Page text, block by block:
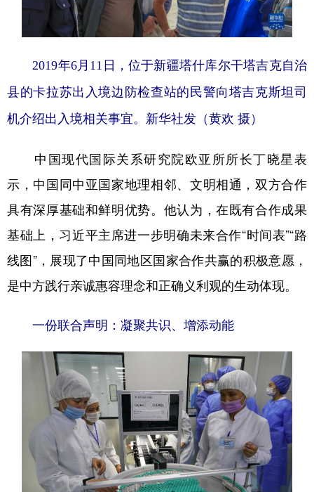
2019年6月11日，位于新疆塔什库尔干塔吉克自治
县的卡拉苏出入境边防检查站的民警向塔吉克斯坦司
机介绍出入境相关事宜。新华社发（黄欢 摄）
中国现代国际关系研究院欧亚所所长丁晓星表
示，中国同中亚国家地理相邻、文明相通，双方合作
具有深厚基础和鲜明优势。他认为，在既有合作成果
基础上，习近平主席进一步明确未来合作“时间表”“路
线图”，展现了中国同地区国家合作共赢的积极意愿，
是中方践行亲诚惠容理念和正确义利观的生动体现。
一份联合声明：凝聚共识、增添动能